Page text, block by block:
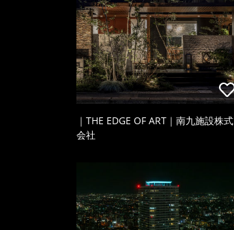
｜THE EDGE OF ART｜南九施設株式
会社